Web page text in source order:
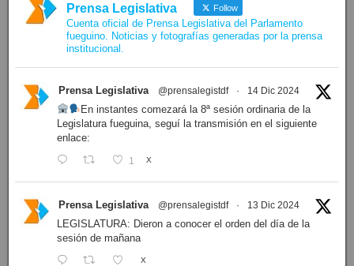
Prensa Legislativa Follow
Cuenta oficial de Prensa Legislativa del Parlamento
fueguino. Noticias y fotografías generadas por la prensa
institucional.
Prensa Legislativa @prensalegistdf · 14 Dic 2024
En instantes comezará la 8ª sesión ordinaria de la
Legislatura fueguina, seguí la transmisión en el siguiente
enlace:
1 X
Prensa Legislativa @prensalegistdf · 13 Dic 2024
LEGISLATURA: Dieron a conocer el orden del día de la
sesión de mañana
X